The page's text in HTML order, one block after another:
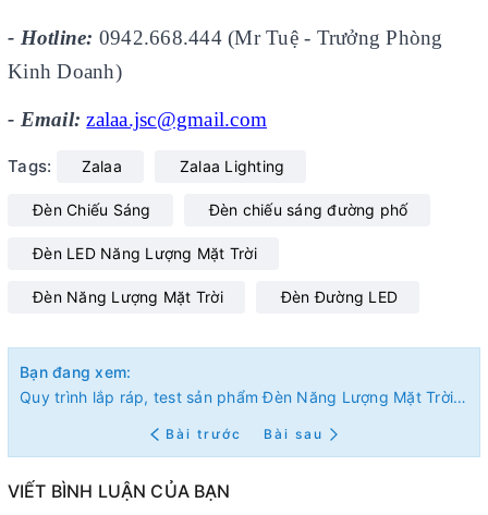
- Hotline: 0942.668.444 (Mr Tuệ - Trưởng Phòng
Kinh Doanh)
- Email: zalaa.jsc@gmail.com
Tags: Zalaa Zalaa Lighting
Đèn Chiếu Sáng Đèn chiếu sáng đường phố
Đèn LED Năng Lượng Mặt Trời
Đèn Năng Lượng Mặt Trời Đèn Đường LED
Bạn đang xem:
Quy trình lắp ráp, test sản phẩm Đèn Năng Lượng Mặt Trời trước khi xuất xưởng ZALAA Lighting
Bài trước Bài sau
VIẾT BÌNH LUẬN CỦA BẠN